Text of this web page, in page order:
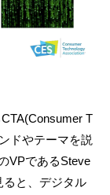
T
ドやテーマを説
VPであるSteve
ると、デジタル